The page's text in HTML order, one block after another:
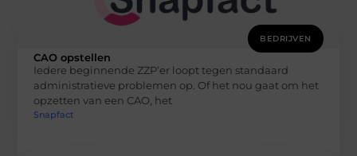
BEDRIJVEN
CAO opstellen
Iedere beginnende ZZP’er loopt tegen standaard
administratieve problemen op. Of het nou gaat om het
opzetten van een CAO, het
Snapfact